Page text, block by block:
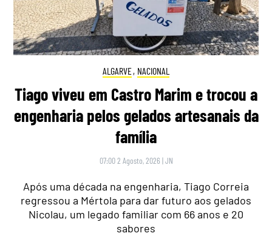
ALGARVE, NACIONAL
Tiago viveu em Castro Marim e trocou a
engenharia pelos gelados artesanais da
família
07:00 2 Agosto, 2026 |JN
Após uma década na engenharia, Tiago Correia
regressou a Mértola para dar futuro aos gelados
Nicolau, um legado familiar com 66 anos e 20
sabores